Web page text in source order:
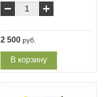
− +
2 500 руб.
В корзину